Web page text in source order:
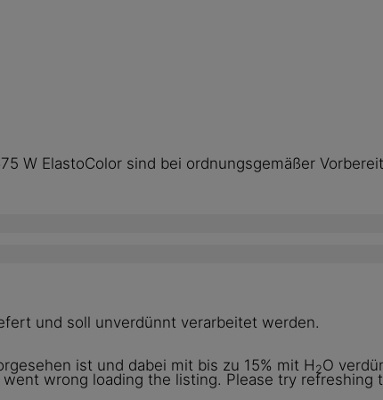
W ElastoColor sind bei ordnungsgemäßer
und soll unverdünnt verarbeitet werden.
ist und dabei mit bis zu 15% mit H 2O
went wrong loading the listing. Please try refreshing